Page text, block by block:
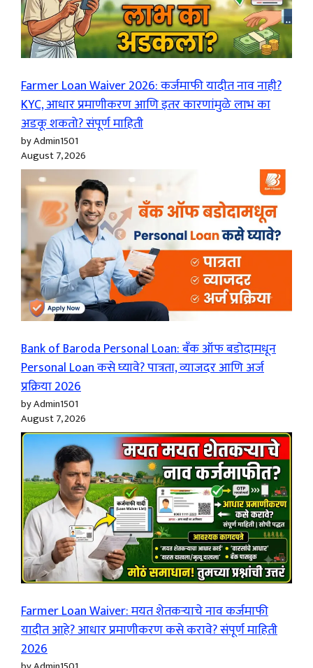
Farmer Loan Waiver 2026: कर्जमाफी यादीत नाव नाही?
KYC, आधार प्रमाणीकरण आणि इतर कारणांमुळे लाभ का
अडकू शकतो? संपूर्ण माहिती
by Admin1501
August 7, 2026
Bank of Baroda Personal Loan: बँक ऑफ बडोदामधून
Personal Loan कसे घ्यावे? पात्रता, व्याजदर आणि अर्ज
प्रक्रिया 2026
by Admin1501
August 7, 2026
Farmer Loan Waiver: मयत शेतकऱ्याचे नाव कर्जमाफी
यादीत आहे? आधार प्रमाणीकरण कसे करावे? संपूर्ण माहिती
2026